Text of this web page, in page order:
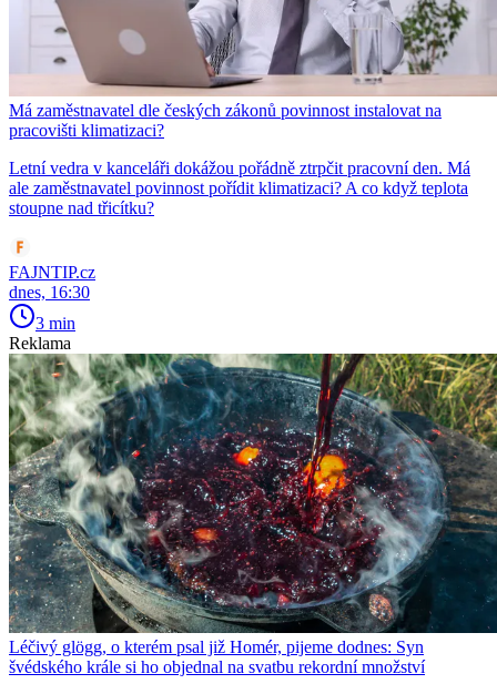
Má zaměstnavatel dle českých zákonů povinnost instalovat na
pracovišti klimatizaci?
Letní vedra v kanceláři dokážou pořádně ztrpčit pracovní den. Má
ale zaměstnavatel povinnost pořídit klimatizaci? A co když teplota
stoupne nad třicítku?
FAJNTIP.cz
dnes, 16:30
3 min
Reklama
Léčivý glögg, o kterém psal již Homér, pijeme dodnes: Syn
švédského krále si ho objednal na svatbu rekordní množství